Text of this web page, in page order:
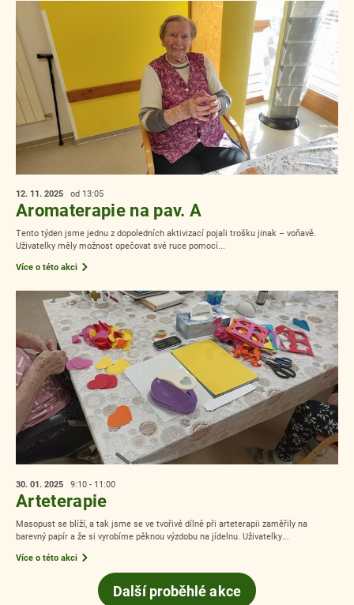
12. 11. 2025 od 13:05
Aromaterapie na pav. A
Tento týden jsme jednu z dopoledních aktivizací pojali trošku jinak – voňavě.
Uživatelky měly možnost opečovat své ruce pomocí...
Více o této akci
30. 01. 2025 9:10 - 11:00
Arteterapie
Masopust se blíží, a tak jsme se ve tvořivé dílně při arteterapii zaměřily na
barevný papír a že si vyrobíme pěknou výzdobu na jídelnu. Uživatelky...
Více o této akci
Další proběhlé akce